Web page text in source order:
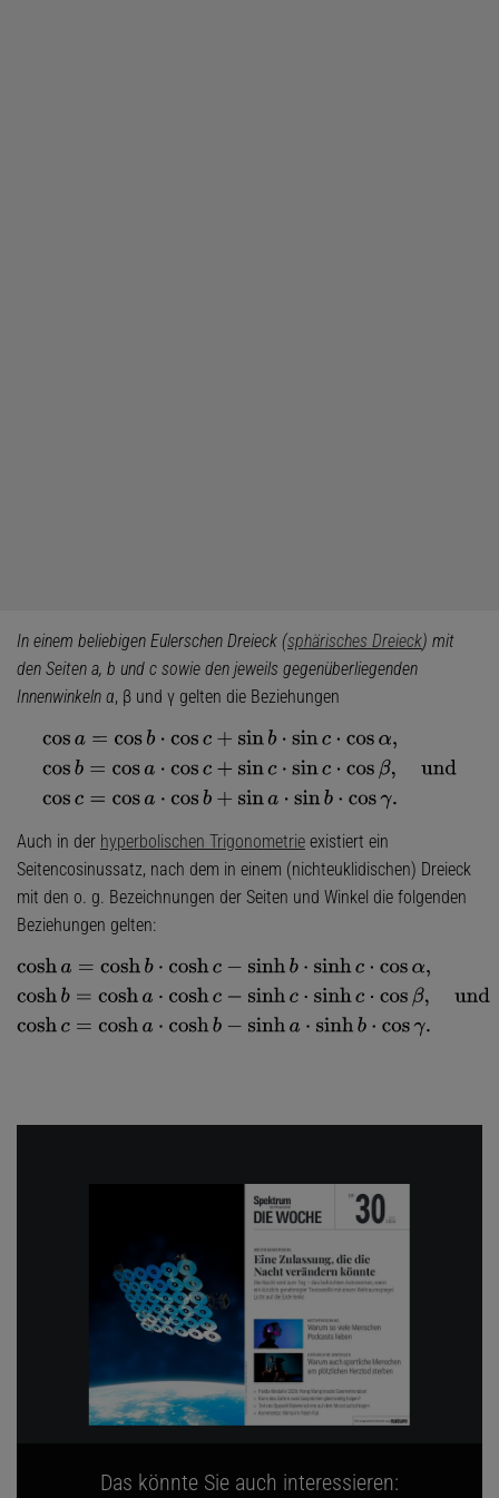
In einem beliebigen Eulerschen Dreieck (sphärisches Dreieck) mit
den Seiten a, b und c sowie den jeweils gegenüberliegenden
Innenwinkeln α, β und γ gelten die Beziehungen
a=cosb ⋅cosc+sin b ⋅sinc ⋅cos α,cos b = cosa ⋅cosc+sinc⋅
Auch in der hyperbolischen Trigonometrie existiert ein
Seitencosinussatz, nach dem in einem (nichteuklidischen) Dreieck
mit den o. g. Bezeichnungen der Seiten und Winkel die folgenden
Beziehungen gelten:
cosha =coshb⋅coshc − sinhb⋅sinhc ⋅cosα coshb=cosh a⋅coshc−
Das könnte Sie auch interessieren: